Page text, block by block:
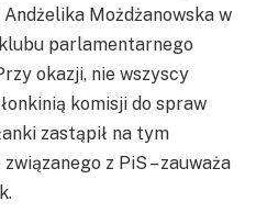
Możdżanowska w
parlamentarnego
okazji, nie wszyscy
komisji do spraw
zastąpił na tym
z PiS – zauważa